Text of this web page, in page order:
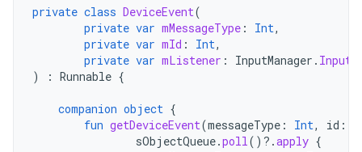
private class DeviceEvent(
private var mMessageType : Int,
private var mId : Int,
private var mListener : InputManager .
)
: Runnable {
companion object {
fun getDeviceEvent(messageType : Int, id :
sObjectQueue.poll() ?.apply {